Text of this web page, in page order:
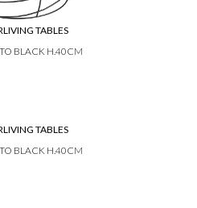
TABLES
BLACK H.40CM
TABLES
BLACK H.40CM